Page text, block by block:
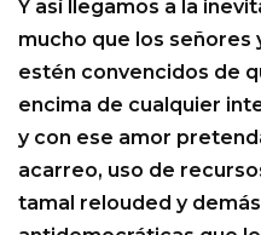
Y así llegamos a la
mucho que los señores
estén convencidos de
encima de cualquier
y con ese amor
acarreo, uso de
tamal relouded y